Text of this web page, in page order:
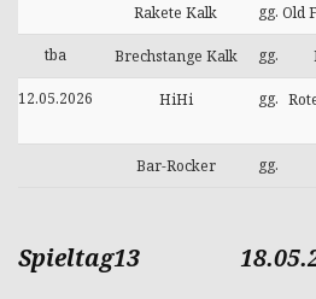
Rakete Kalk gg. Old
tba Brechstange Kalk gg.
12.05.2026 HiHi gg.
Bar-Rocker gg.
Spieltag13